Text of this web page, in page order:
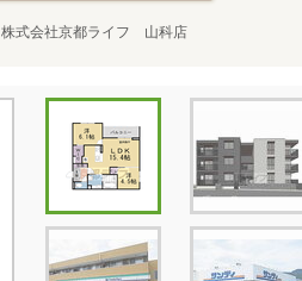
株式会社京都ライフ 山科店